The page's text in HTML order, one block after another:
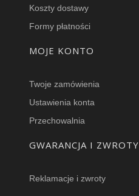
Koszty dostawy
Formy płatności
MOJE KONTO
Twoje zamówienia
Ustawienia konta
Przechowalnia
GWARANCJA I ZWROTY
Reklamacje i zwroty